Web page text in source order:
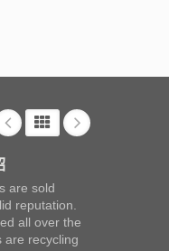
are sold
reputation.
all over the
are recycling